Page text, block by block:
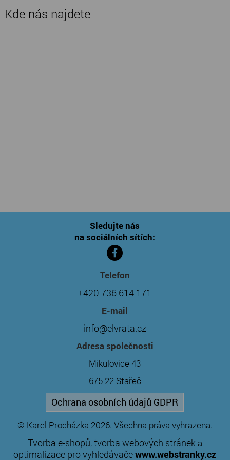
Kde nás najdete
Sledujte nás
na sociálních sítích:
Telefon
+420 736 614 171
E-mail
info@elvrata.cz
Adresa společnosti
Mikulovice 43
675 22 Stařeč
Ochrana osobních údajů GDPR
© Karel Procházka 2026. Všechna práva vyhrazena.
Tvorba e-shopů,tvorba webových stráneka
optimalizace pro vyhledávačewww.webstranky.cz